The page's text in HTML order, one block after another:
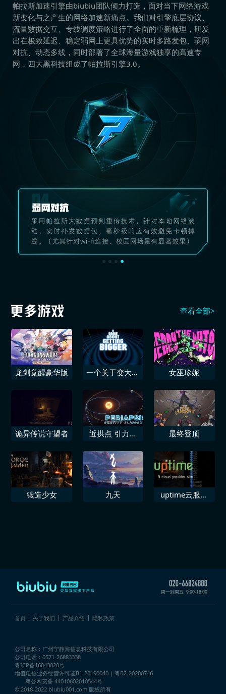
帕拉斯加速引擎由biubiu团队倾力打造，面对当下网络游戏
新变化与之产生的网络加速新痛点。我们对引擎底层协议、
流量数据交互、专线调度策略进行了全面的重新梳理，研发
出在极致延迟、稳定弱网上更具优势的实时多路发包、弱网
对抗、动态多线，同时部署了全球海量游戏独享的高速专
网，四大黑科技组成了帕拉斯引擎3.0。
查看全部>
龙剑觉醒豪华版
一个关于变大的
女巫珍妮
诡异传说守望者
近拱点 引力弹
最终登顶
锻造少女 九天
uptime云服务
周一到周五 9:00-18:00
首页 关于我们 产品介绍 隐私政策
公司名称：广州宁静海信息科技有限公司
公司电话：0571-26883338
粤ICP备16043020号
增值电信业务经营许可证B1-20190040 | 粤B2-20200746
粤公网安备 44010602010544号
© 2018-2022 biubiu001.com 版权所有